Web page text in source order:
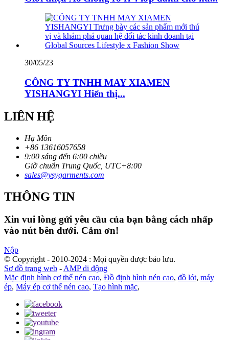
30/05/23
CÔNG TY TNHH MAY XIAMEN
YISHANGYI Hiển thị...
LIÊN HỆ
Hạ Môn
+86 13616057658
9:00 sáng đến 6:00 chiều
Giờ chuẩn Trung Quốc, UTC+8:00
sales@ysygarments.com
THÔNG TIN
Xin vui lòng gửi yêu cầu của bạn bằng cách nhấp
vào nút bên dưới. Cảm ơn!
Nộp
© Copyright - 2010-2024 : Mọi quyền được bảo lưu.
Sơ đồ trang web - AMP di động
Mặc định hình cơ thể nén cao, Đồ định hình nén cao, đồ lót, máy
ép, Máy ép cơ thể nén cao, Tạo hình mặc,